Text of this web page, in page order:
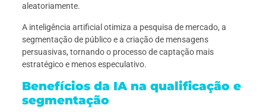
aleatoriamente.
A inteligência artificial otimiza a pesquisa de mercado, a
segmentação de público e a criação de mensagens
persuasivas, tornando o processo de captação mais
estratégico e menos especulativo.
Benefícios da IA na qualificação e
segmentação